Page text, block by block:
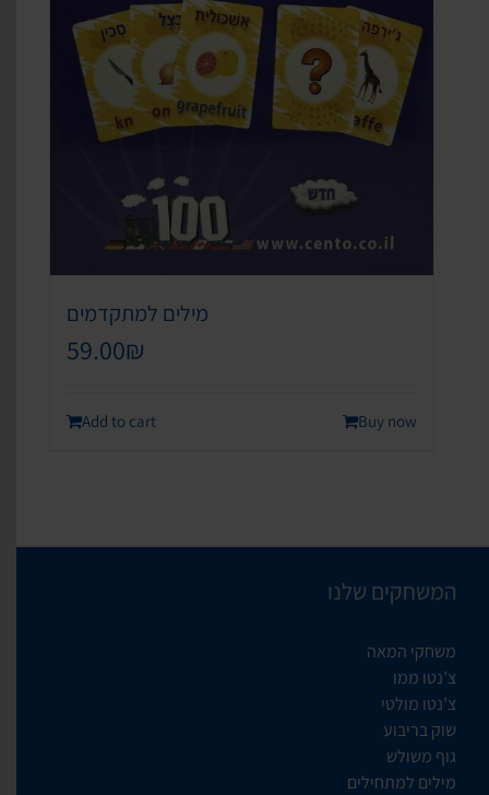
מילים למתקדמים
59.00₪
Add to cart Buy now
המשחקים שלנו
משחקי המאה
צ’נטו ממו
צ’נטו מולטי
שוק בריבוע
גוף משולש
מילים למתחילים